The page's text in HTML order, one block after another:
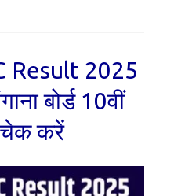
Result 2025
बोर्ड 10वीं
चेक करें